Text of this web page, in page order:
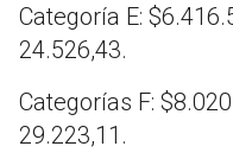
Categoría E:
24.526,43.
Categorías F:
29.223,11.